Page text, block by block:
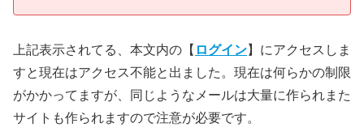
上記表示されてる、本文内の【 ログイン】にアクセスしま
すと現在はアクセス不能と出ました。現在は何らかの制限
がかかってますが、同じようなメールは大量に作られまた
サイトも作られますので注意が必要です。